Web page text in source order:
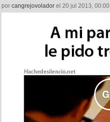
por cangrejovolador el 20 jul 2013, 00:00